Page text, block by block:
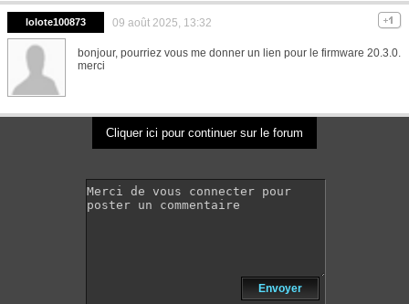
lolote100873 09 août 2025, 13:32
bonjour, pourriez vous me donner un lien pour le firmware 20.3.0.
merci
Cliquer ici pour continuer sur le forum
Envoyer